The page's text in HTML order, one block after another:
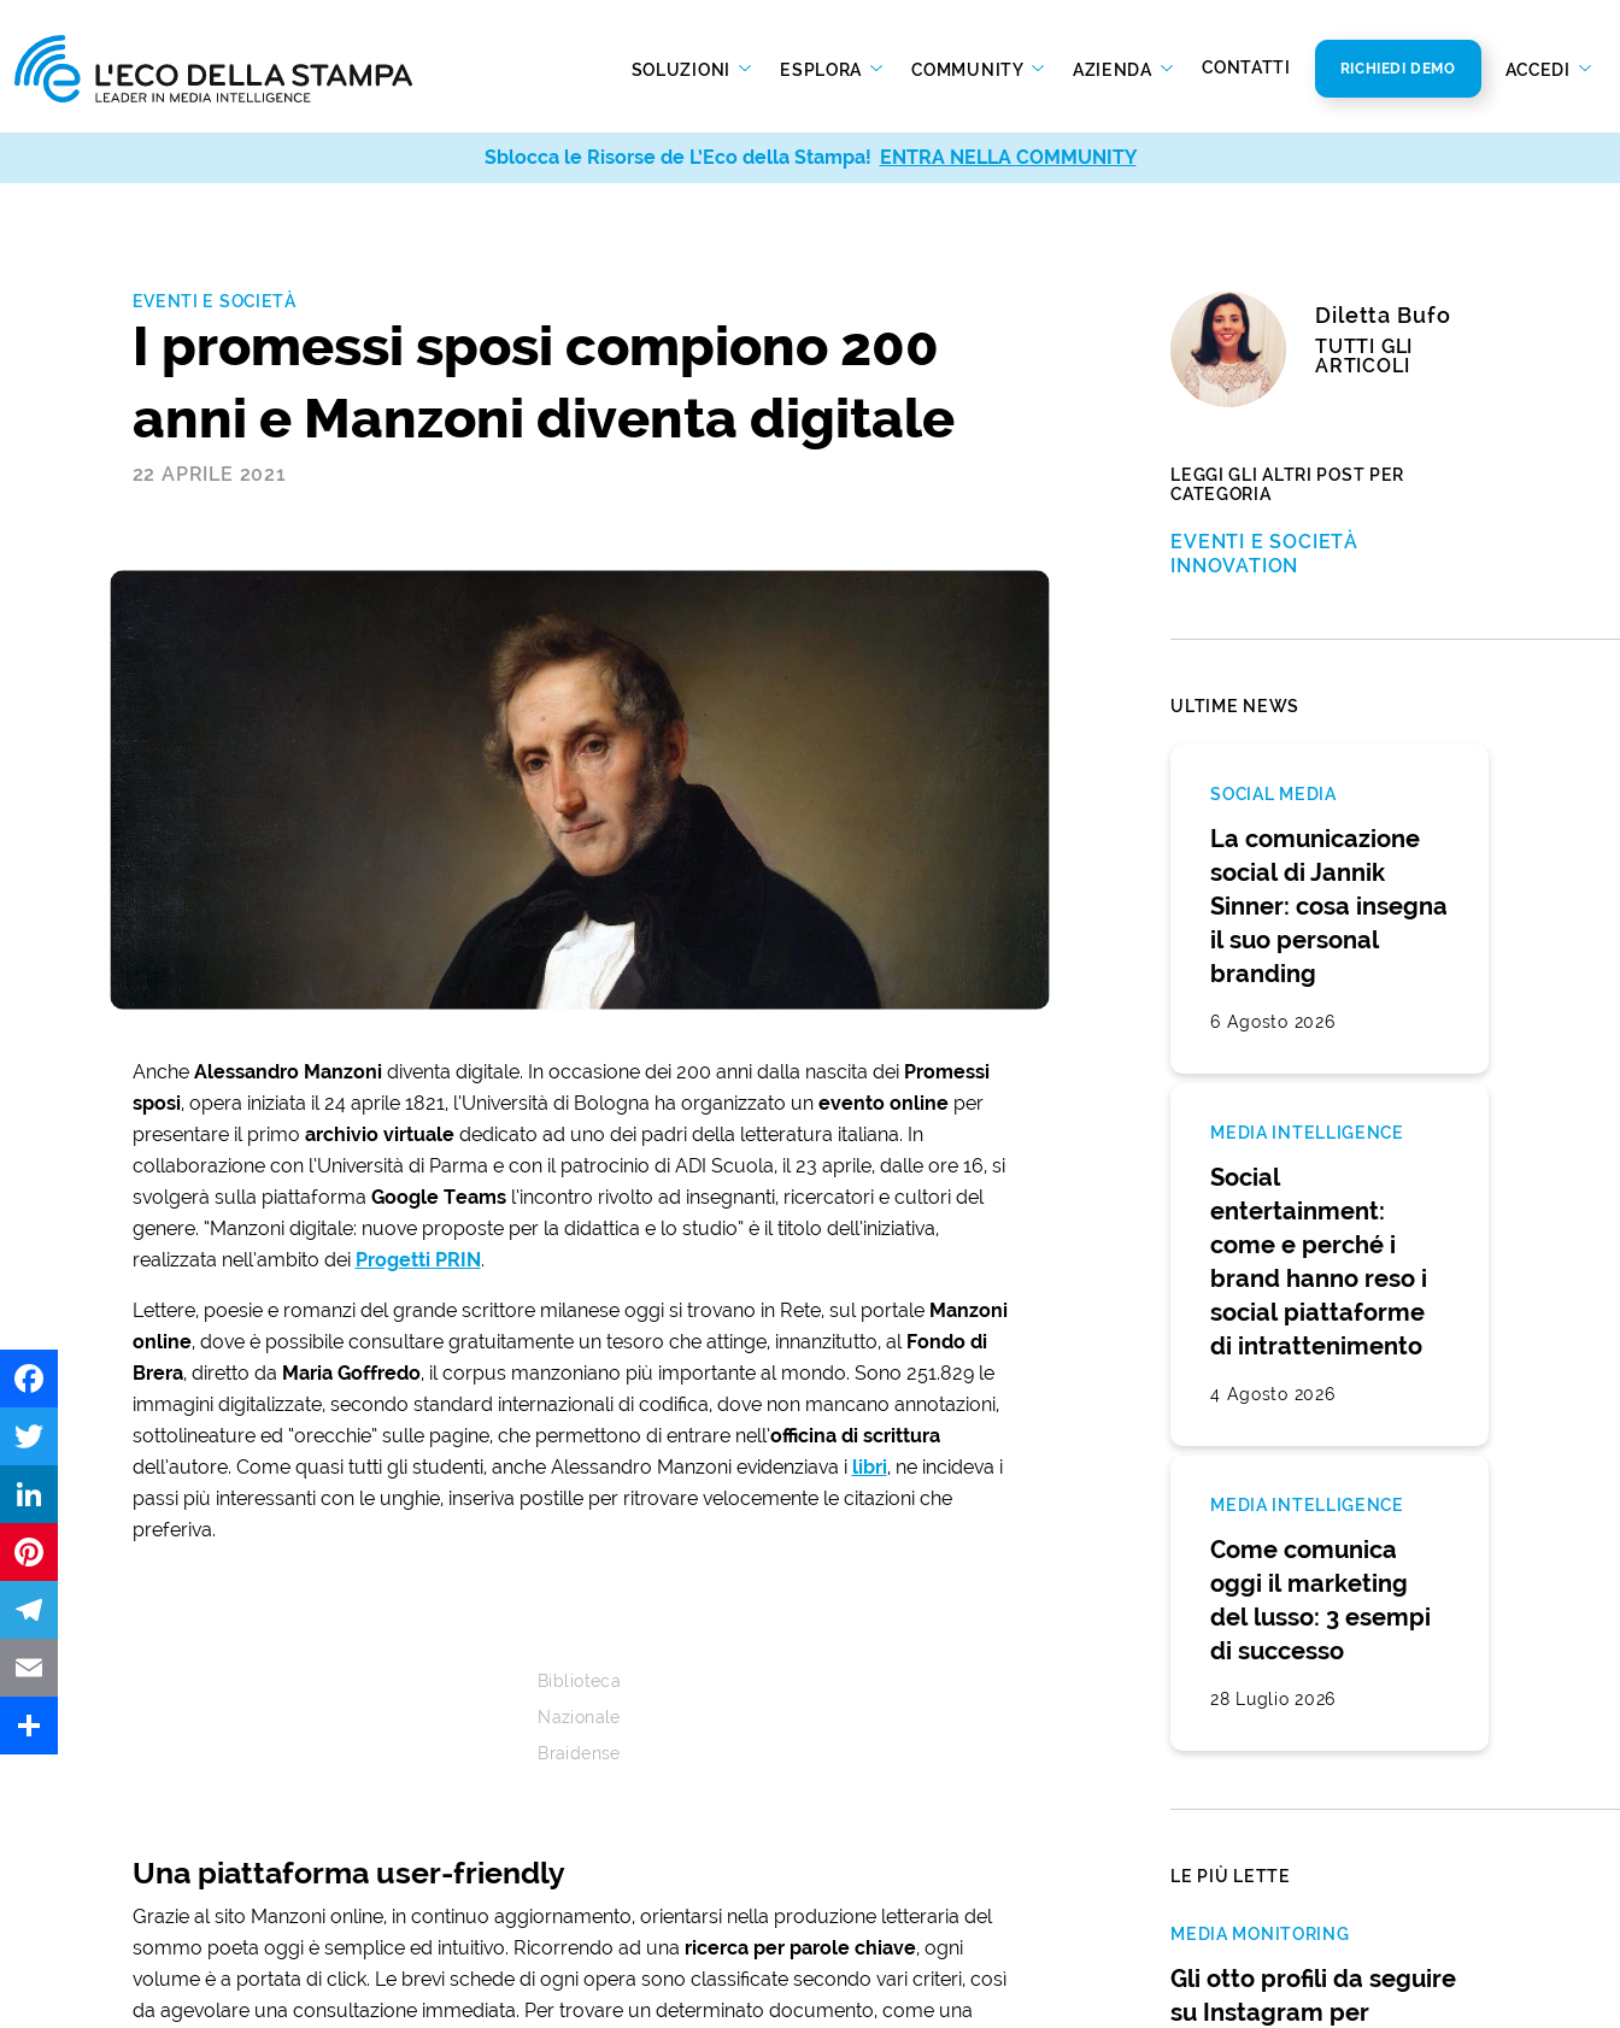
SOLUZIONI ESPLORA COMMUNITY AZIENDA CONTATTI RICHIEDI DEMO ACCEDI
Facebook
Twitter
LinkedIn
Pinterest
Telegram
Email
EVENTI E SOCIETÀ
I promessi sposi compiono 200
anni e Manzoni diventa digitale
22 APRILE 2021
Anche Alessandro Manzoni diventa digitale. In occasione dei 200 anni dalla nascita dei Promessi
sposi, opera iniziata il 24 aprile 1821, l’Università di Bologna ha organizzato unevento onlineper
presentare il primo archivio virtualededicato ad uno dei padri della letteratura italiana. In
collaborazione con l’Università di Parma e con il patrocinio di ADI Scuola, il 23 aprile, dalle ore 16, si
svolgerà sulla piattaforma Google Teamsl’incontro rivolto ad insegnanti, ricercatori e cultori del
genere. “Manzoni digitale: nuove proposte per la didattica e lo studio” è il titolo dell’iniziativa,
realizzata nell’ambito dei Progetti PRIN.
Lettere, poesie e romanzi del grande scrittore milanese oggi si trovano in Rete, sul portale Manzoni
online, dove è possibile consultare gratuitamente un tesoro che attinge, innanzitutto, al Fondo di
Brera, diretto da Maria Goffredo, il corpus manzoniano più importante al mondo. Sono 251.829 le
immagini digitalizzate, secondo standard internazionali di codifica, dove non mancano annotazioni,
sottolineature ed “orecchie” sulle pagine, che permettono di entrare nell’officina di scrittura
dell’autore. Come quasi tutti gli studenti, anche Alessandro Manzoni evidenziava i libri, ne incideva i
passi più interessanti con le unghie, inseriva postille per ritrovare velocemente le citazioni che
preferiva.
Biblioteca
Nazionale
Braidense
Una piattaforma user-friendly
Grazie al sito Manzoni online, in continuo aggiornamento, orientarsi nella produzione letteraria del
sommo poeta oggi è semplice ed intuitivo. Ricorrendo ad una ricerca per parole chiave, ogni
volume è a portata di click. Le brevi schede di ogni opera sono classificate secondo vari criteri, così
da agevolare una consultazione immediata. Per trovare un determinato documento, come una
Diletta Bufo
TUTTI GLI
ARTICOLI
LEGGI GLI ALTRI POST PER
CATEGORIA
EVENTI E SOCIETÀ
INNOVATION
ULTIME NEWS
SOCIAL MEDIA
La comunicazione
social di Jannik
Sinner: cosa insegna
il suo personal
branding
6 Agosto 2026
MEDIA INTELLIGENCE
Social
entertainment:
come e perché i
brand hanno reso i
social piattaforme
di intrattenimento
4 Agosto 2026
MEDIA INTELLIGENCE
Come comunica
oggi il marketing
del lusso: 3 esempi
di successo
28 Luglio 2026
LE PIÙ LETTE
MEDIA MONITORING
Gli otto profili da seguire
su Instagram per
Sblocca le Risorse de L’Eco della Stampa! ENTRA NELLA COMMUNITY